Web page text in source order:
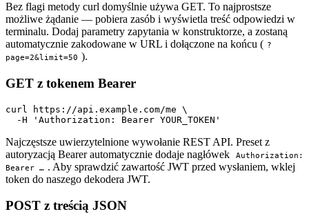
Bez flagi metody curl domyślnie używa GET. To najprostsze
możliwe żądanie — pobiera zasób i wyświetla treść odpowiedzi w
terminalu. Dodaj parametry zapytania w konstruktorze, a zostaną
automatycznie zakodowane w URL i dołączone na końcu ( ?
page=2&limit=50 ).
GET z tokenem Bearer
curl https://api.example.com/me \
  -H 'Authorization: Bearer YOUR_TOKEN'
Najczęstsze uwierzytelnione wywołanie REST API. Preset z
autoryzacją Bearer automatycznie dodaje nagłówek
Authorization:
Bearer … . Aby sprawdzić zawartość JWT przed wysłaniem, wklej
token do naszego dekodera JWT.
POST z treścią JSON